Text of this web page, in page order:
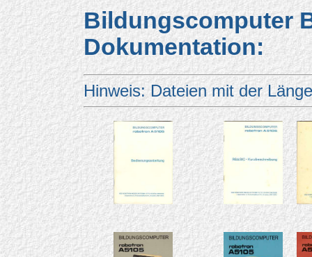
Bildungscomputer
Dokumentation:
Hinweis: Dateien mit der